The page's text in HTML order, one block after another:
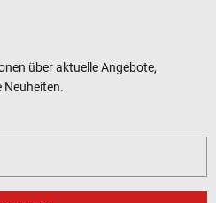
über aktuelle Angebote,
Neuheiten.